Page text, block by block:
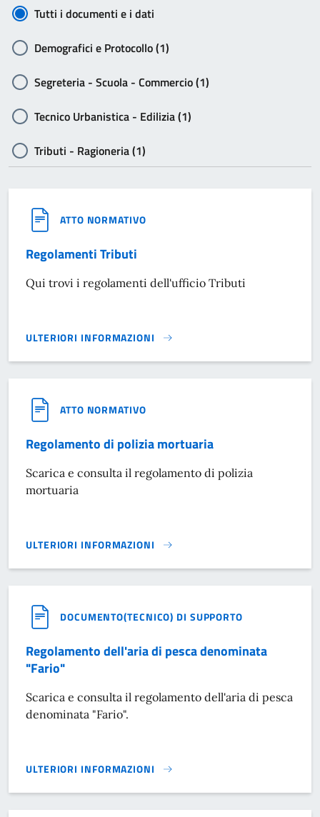
Tutti i documenti e i dati
Demografici e Protocollo (1)
Segreteria - Scuola - Commercio (1)
Tecnico Urbanistica - Edilizia (1)
Tributi - Ragioneria (1)
ATTO NORMATIVO
Regolamenti Tributi
Qui trovi i regolamenti dell'ufficio Tributi
ULTERIORI INFORMAZIONI
REGOLAMENTI TRIBUTI}
ATTO NORMATIVO
Regolamento di polizia mortuaria
Scarica e consulta il regolamento di polizia
mortuaria
ULTERIORI INFORMAZIONI
REGOLAMENTO DI POLIZIA MORTUARIA}
DOCUMENTO(TECNICO) DI SUPPORTO
Regolamento dell'aria di pesca denominata
"Fario"
Scarica e consulta il regolamento dell'aria di pesca
denominata "Fario".
ULTERIORI INFORMAZIONI
REGOLAMENTO DELL'ARIA DI PESCA DENOMINATA "FARIO"}